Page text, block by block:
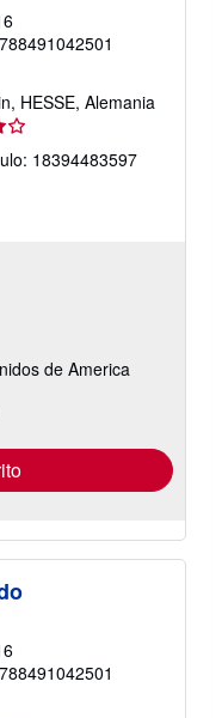
v
HESSE, Alemania
18394483597
de America